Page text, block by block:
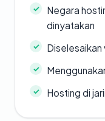
Negara
dinyatakan
Diselesaikan
Hosting di